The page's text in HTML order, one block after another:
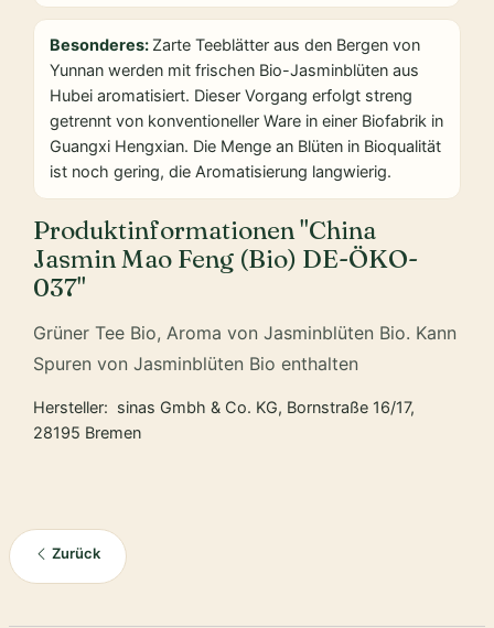
Besonderes: Zarte Teeblätter aus den Bergen von
Yunnan werden mit frischen Bio-Jasminblüten aus
Hubei aromatisiert. Dieser Vorgang erfolgt streng
getrennt von konventioneller Ware in einer Biofabrik in
Guangxi Hengxian. Die Menge an Blüten in Bioqualität
ist noch gering, die Aromatisierung langwierig.
Produktinformationen "China
Jasmin Mao Feng (Bio) DE-ÖKO-
037"
Grüner Tee Bio, Aroma von Jasminblüten Bio. Kann
Spuren von Jasminblüten Bio enthalten
Hersteller: sinas Gmbh & Co. KG, Bornstraße 16/17,
28195 Bremen
Zurück